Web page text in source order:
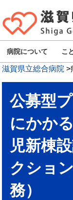
病院について こ
滋賀県立総合病院 >
公募型
にかか
児新棟
クショ
務）